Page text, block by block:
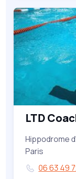
LTD
Hippodrome
Paris
06 63 49